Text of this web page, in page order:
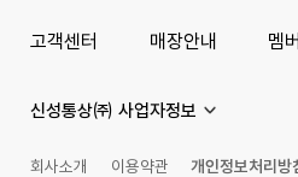
고객센터 매장안내 멤
신성통상㈜ 사업자정보
회사소개 이용약관
개인정보처리방